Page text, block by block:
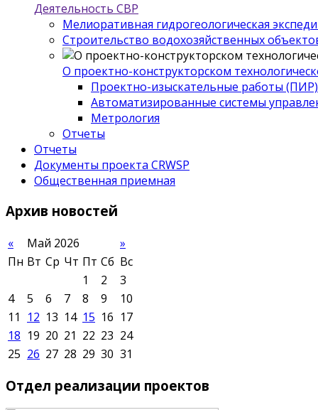
Деятельность СВР
Мелиоративная гидрогеологическая
Строительство водохозяйственных
О проектно-конструкторском
Проектно-изыскательные работы (ПИР)
Автоматизированные системы
Метрология
Отчеты
Отчеты
Документы проекта CRWSP
Общественная приемная
Архив новостей
« Май 2026
»
Пн Вт Ср Чт Пт Сб Вс
1
2
3
4
5 6 7 8 9
10
11
12 13 14 15 16 17
18 19 20 21 22 23 24
25 26 27 28 29 30 31
Отдел реализации проектов